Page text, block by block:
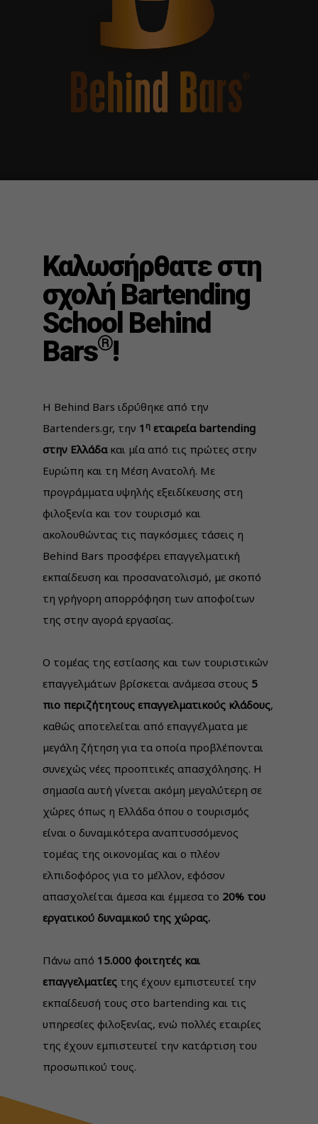
Καλωσήρθατε στη
σχολή Bartending
School Behind
Bars®!
H Behind Bars ιδρύθηκε από την
Bartenders.gr, την 1 η εταιρεία bartending
στην Ελλάδακαι μία από τις πρώτες στην
Ευρώπη και τη Μέση Ανατολή. Με
προγράμματα υψηλής εξειδίκευσης στη
φιλοξενία και τον τουρισμό και
ακολουθώντας τις παγκόσμιες τάσεις η
Behind Bars προσφέρει επαγγελματική
εκπαίδευση και προσανατολισμό, με σκοπό
τη γρήγορη απορρόφηση των αποφοίτων
της στην αγορά εργασίας.
Ο τομέας της εστίασης και των τουριστικών
επαγγελμάτων βρίσκεται ανάμεσα στους 5
πιο περιζήτητους επαγγελματικούς κλάδους,
καθώς αποτελείται από επαγγέλματα με
μεγάλη ζήτηση για τα οποία προβλέπονται
συνεχώς νέες προοπτικές απασχόλησης. Η
σημασία αυτή γίνεται ακόμη μεγαλύτερη σε
χώρες όπως η Ελλάδα όπου ο τουρισμός
είναι ο δυναμικότερα αναπτυσσόμενος
τομέας της οικονομίας και ο πλέον
ελπιδοφόρος για το μέλλον, εφόσον
απασχολείται άμεσα και έμμεσα το 20% του
εργατικού δυναμικού της χώρας.
Πάνω από 15.000 φοιτητές και
επαγγελματίες της έχουν εμπιστευτεί την
εκπαίδευσή τους στο bartending και τις
υπηρεσίες φιλοξενίας, ενώ πολλές εταιρίες
της έχουν εμπιστευτεί την κατάρτιση του
προσωπικού τους.